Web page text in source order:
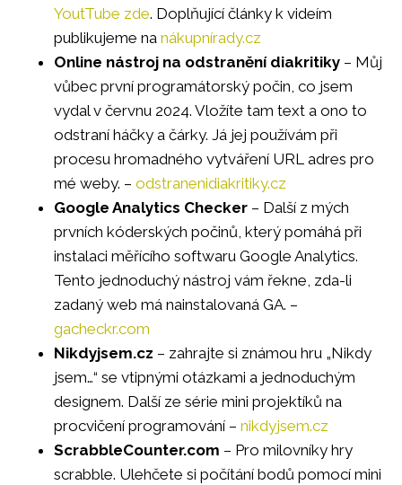
YoutTube zde. Doplňující články k videím
publikujeme na nákupnírady.cz
Online nástroj na odstranění diakritiky – Můj
vůbec první programátorský počin, co jsem
vydal v červnu 2024. Vložíte tam text a ono to
odstraní háčky a čárky. Já jej používám při
procesu hromadného vytváření URL adres pro
mé weby. – odstranenidiakritiky.cz
Google Analytics Checker – Další z mých
prvních kóderských počinů, který pomáhá při
instalaci měřícího softwaru Google Analytics.
Tento jednoduchý nástroj vám řekne, zda-li
zadaný web má nainstalovaná GA. –
gacheckr.com
Nikdyjsem.cz – zahrajte si známou hru „Nikdy
jsem…“ se vtipnými otázkami a jednoduchým
designem. Další ze série mini projektíků na
procvičení programování – nikdyjsem.cz
ScrabbleCounter.com – Pro milovníky hry
scrabble. Ulehčete si počítání bodů pomocí mini